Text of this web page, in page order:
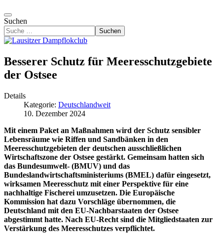
Suchen
Suchen
Besserer Schutz für Meeresschutzgebiete
der Ostsee
Details
Kategorie: Deutschlandweit
10. Dezember 2024
Mit einem Paket an Maßnahmen wird der Schutz sensibler
Lebensräume wie Riffen und Sandbänken in den
Meeresschutzgebieten der deutschen ausschließlichen
Wirtschaftszone der Ostsee gestärkt. Gemeinsam hatten sich
das Bundesumwelt- (BMUV) und das
Bundeslandwirtschaftsministeriums (BMEL) dafür eingesetzt,
wirksamen Meeresschutz mit einer Perspektive für eine
nachhaltige Fischerei umzusetzen. Die Europäische
Kommission hat dazu Vorschläge übernommen, die
Deutschland mit den EU-Nachbarstaaten der Ostsee
abgestimmt hatte. Nach EU-Recht sind die Mitgliedstaaten zur
Verstärkung des Meeresschutzes verpflichtet.